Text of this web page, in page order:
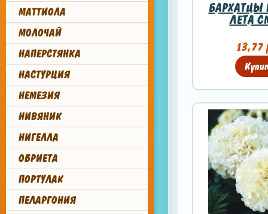
МАТТИОЛА
МОЛОЧАЙ
НАПЕРСТЯНКА
НАСТУРЦИЯ
НЕМЕЗИЯ
НИВЯНИК
НИГЕЛЛА
ОБРИЕТА
ПОРТУЛАК
ПЕЛАРГОНИЯ
БАРХАТЦЫ
ЛЕТА
13,77